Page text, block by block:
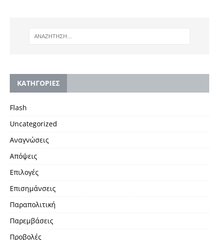
KΑΤΗΓΟΡΙΕΣ
Flash
Uncategorized
Αναγνώσεις
Απόψεις
Επιλογές
Επισημάνσεις
Παραπολιτική
Παρεμβάσεις
Προβολές